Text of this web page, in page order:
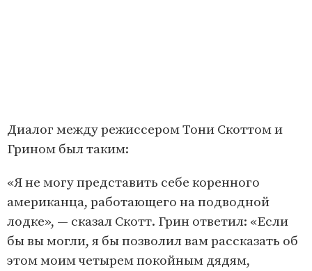
Диалог между режиссером Тони Скоттом и
Грином был таким:
«Я не могу представить себе коренного
американца, работающего на подводной
лодке», — сказал Скотт. Грин ответил: «Если
бы вы могли, я бы позволил вам рассказать об
этом моим четырем покойным дядям,